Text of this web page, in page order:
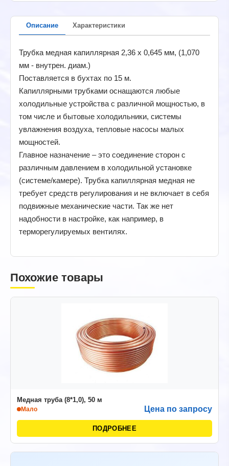
Описание Характеристики
Трубка медная капиллярная 2,36 х 0,645 мм, (1,070
мм - внутрен. диам.)
Поставляется в бухтах по 15 м.
Капиллярными трубками оснащаются любые
холодильные устройства с различной мощностью, в
том числе и бытовые холодильники, системы
увлажнения воздуха, тепловые насосы малых
мощностей.
Главное назначение – это соединение сторон с
различным давлением в холодильной установке
(системе/камере). Трубка капиллярная медная не
требует средств регулирования и не включает в себя
подвижные механические части. Так же нет
надобности в настройке, как например, в
терморегулируемых вентилях.
Похожие товары
Медная труба (8*1,0), 50 м
Мало Цена по запросу
ПОДРОБНЕЕ